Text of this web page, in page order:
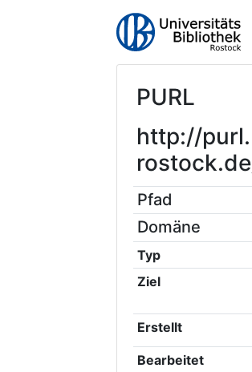
PURL
http://
Pfad
Domäne
Typ
Ziel
Erstellt
Bearbeitet